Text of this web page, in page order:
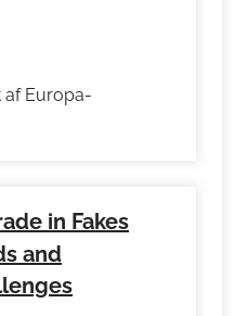
af Europa-
in Fakes
and